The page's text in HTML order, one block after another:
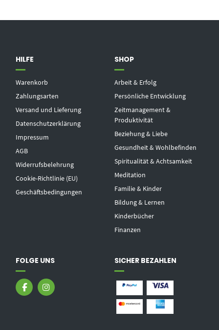
HILFE
Warenkorb
Zahlungsarten
Versand und Lieferung
Datenschutzerklärung
Impressum
AGB
Widerrufsbelehrung
Cookie-Richtlinie (EU)
Geschäftsbedingungen
SHOP
Arbeit & Erfolg
Persönliche Entwicklung
Zeitmanagement &
Produktivität
Beziehung & Liebe
Gesundheit & Wohlbefinden
Spiritualität & Achtsamkeit
Meditation
Familie & Kinder
Bildung & Lernen
Kinderbücher
Finanzen
FOLGE UNS SICHER BEZAHLEN